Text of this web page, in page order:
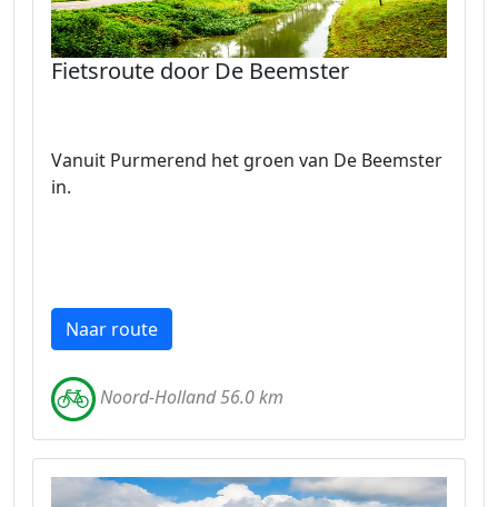
Fietsroute door De Beemster
Vanuit Purmerend het groen van De Beemster
in.
Naar route
Noord-Holland 56.0 km